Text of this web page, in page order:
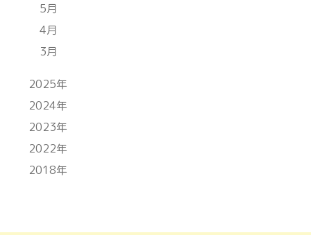
5月
4月
3月
2025年
2024年
2023年
2022年
2018年